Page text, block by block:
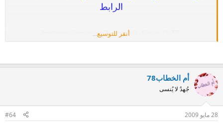
الرابط
http://www.islamway.com/?iw_s=schola...&series_id=239
أنقر للتوسيع...
أم الخطاب78
جُهدٌ لا يُنسى
28 مايو 2009 #64